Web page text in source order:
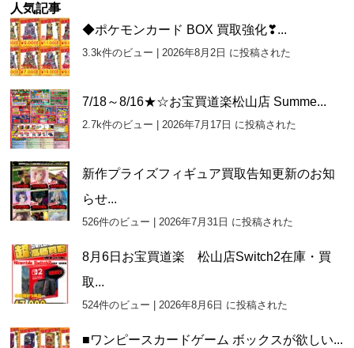
ー
カ
イ
ブ
人気記事
◆ポケモンカード BOX 買取強化❣...
3.3k件のビュー |2026年8月2日 に投稿された
7/18～8/16★☆お宝買道楽松山店 Summe...
2.7k件のビュー |2026年7月17日 に投稿された
新作プライズフィギュア買取告知更新のお知
らせ...
526件のビュー |2026年7月31日 に投稿された
8月6日お宝買道楽 松山店Switch2在庫・買
取...
524件のビュー |2026年8月6日 に投稿された
■ワンピースカードゲーム ボックスが欲しい...